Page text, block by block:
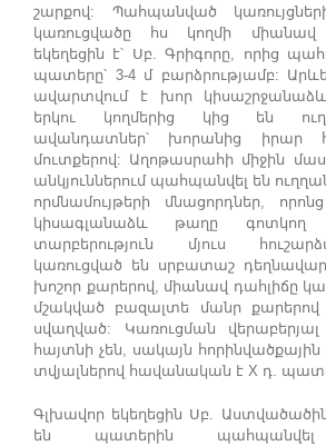
շարքով: Պահպանված
կառուցվածը հս կողմի
եկեղեցին է՝ Սբ. Գրիգորը, որից
պատերը՝ 3-4 մ բարձրությամբ:
ավարտվում է խոր
երկու կողմերից կից են
ավանդատներ՝ խորանից իրար
մուտքերով: Աղոթասրահի միջին
անկյուններում պահպանվել են
որմնամույթերի մնացորդներ,
կիսագլանաձև թաղը գոտկող
տարբերություն մյուս
կառուցված են սրբատաշ
խոշոր քարերով, միանավ դահլիճը
մշակված բազալտե մանր քարերով
սվաղված: Կառուցման վերաբերյալ
հայտնի չեն, սակայն
տվյալներով հավանական է X դ.
Գլխավոր եկեղեցին Սբ.
են պատերին